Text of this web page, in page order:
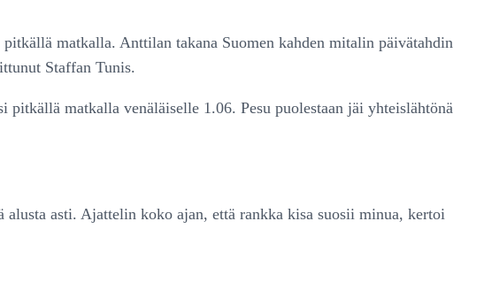
matkalla. Anttilan takana Suomen kahden mitalin päivätahdin
Staffan Tunis.
matkalla venäläiselle 1.06. Pesu puolestaan jäi yhteislähtönä
asti. Ajattelin koko ajan, että rankka kisa suosii minua, kertoi